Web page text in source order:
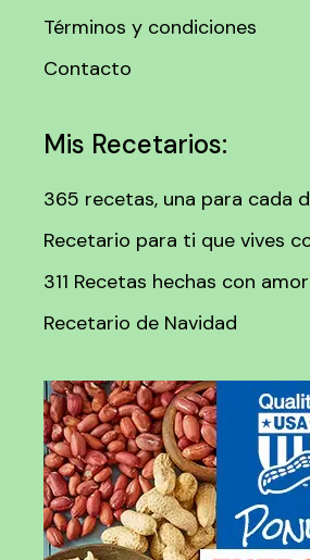
Términos y condiciones
Contacto
Mis Recetarios:
365 recetas, una para cada
Recetario para ti que vives
311 Recetas hechas con amor
Recetario de Navidad